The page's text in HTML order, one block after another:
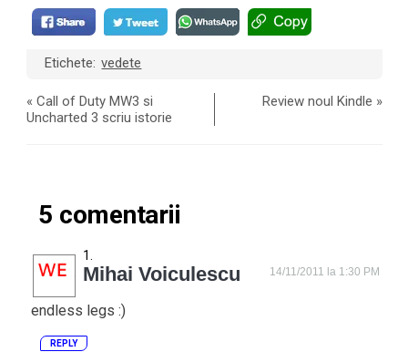
Etichete: vedete
«Call of Duty MW3 si
Uncharted 3 scriu istorie
Review noul Kindle »
5 comentarii
Mihai Voiculescu 14/11/2011 la 1:30 PM
endless legs :)
REPLY